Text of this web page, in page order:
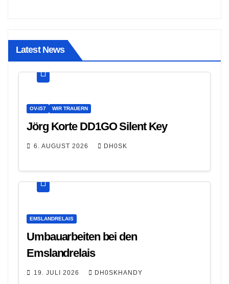
Latest News
OV-I57 WIR TRAUERN
Jörg Korte DD1GO Silent Key
6. AUGUST 2026 DH0SK
EMSLANDRELAIS
Umbauarbeiten bei den
Emslandrelais
19. JULI 2026 DH0SKHANDY